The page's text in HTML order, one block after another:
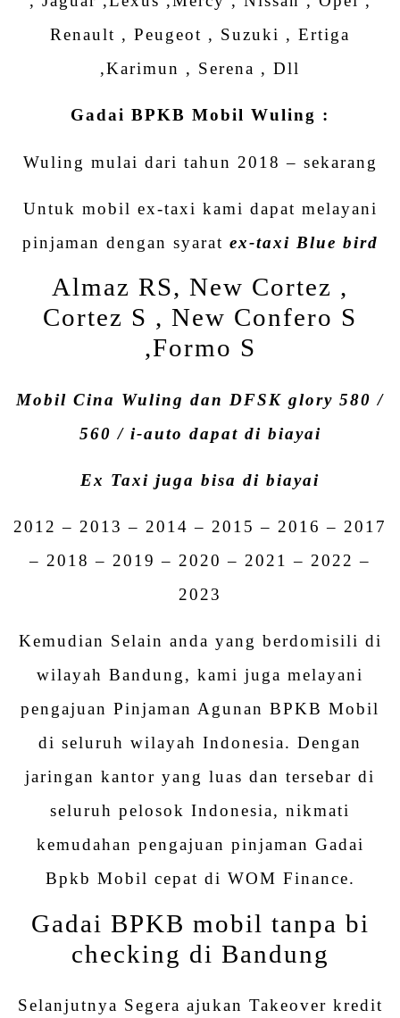
Renault , Peugeot , Suzuki , Ertiga
,Karimun , Serena , Dll
Gadai BPKB Mobil Wuling :
Wuling mulai dari tahun 2018 – sekarang
Untuk mobil ex-taxi kami dapat melayani
pinjaman dengan syarat ex-taxi Blue bird
Almaz RS, New Cortez ,
Cortez S , New Confero S
,Formo S
Mobil Cina Wuling dan DFSK glory 580 /
560 / i-auto dapat di biayai
Ex Taxi juga bisa di biayai
2012 – 2013 – 2014 – 2015 – 2016 – 2017
– 2018 – 2019 – 2020 – 2021 – 2022 –
2023
Kemudian Selain anda yang berdomisili di
wilayah Bandung, kami juga melayani
pengajuan Pinjaman Agunan BPKB Mobil
di seluruh wilayah Indonesia. Dengan
jaringan kantor yang luas dan tersebar di
seluruh pelosok Indonesia, nikmati
kemudahan pengajuan pinjaman Gadai
Bpkb Mobil cepat di WOM Finance.
Gadai BPKB mobil tanpa bi
checking di Bandung
Selanjutnya Segera ajukan Takeover kredit